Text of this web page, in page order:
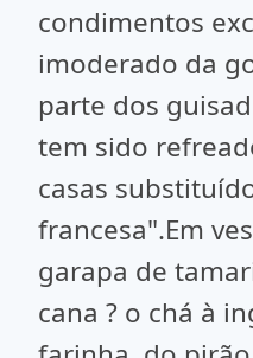
condimentos
imoderado da
parte dos
tem sido
casas
francesa".Em
garapa de
cana ? o chá à